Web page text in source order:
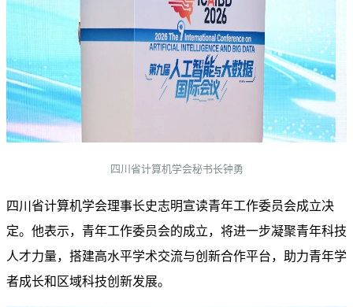
四川省计算机学会秘书长钟勇
四川省计算机学会理事长史志明宣读青年工作委员会成立决
定。他表示，青年工作委员会的成立，将进一步凝聚青年科技
人才力量，搭建高水平学术交流与创新合作平台，助力青年学
者成长和区域科技创新发展。